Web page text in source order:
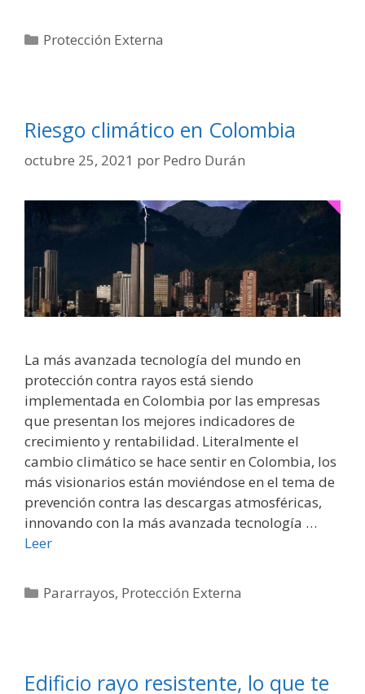
Categorías
Protección Externa
Riesgo climático en Colombia
octubre 25, 2021 por Pedro Durán
La más avanzada tecnología del mundo en
protección contra rayos está siendo
implementada en Colombia por las empresas
que presentan los mejores indicadores de
crecimiento y rentabilidad. Literalmente el
cambio climático se hace sentir en Colombia, los
más visionarios están moviéndose en el tema de
prevención contra las descargas atmosféricas,
innovando con la más avanzada tecnología …
Leer
Categorías
Pararrayos, Protección Externa
Edificio rayo resistente, lo que te